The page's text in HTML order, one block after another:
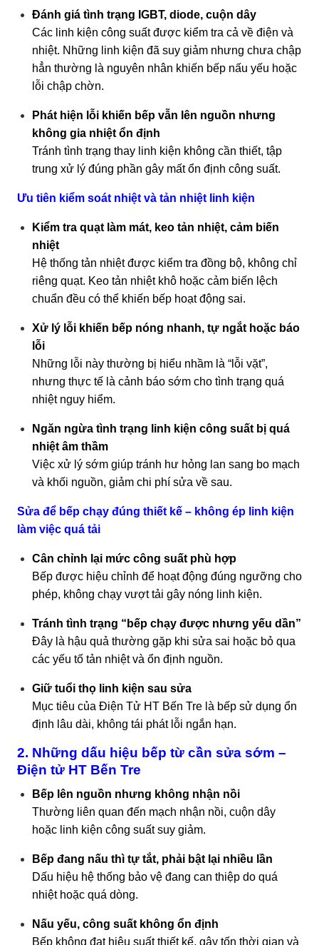
Đánh giá tình trạng IGBT, diode, cuộn dây
Các linh kiện công suất được kiểm tra cả về điện và
nhiệt. Những linh kiện đã suy giảm nhưng chưa chập
hẳn thường là nguyên nhân khiến bếp nấu yếu hoặc
lỗi chập chờn.
Phát hiện lỗi khiến bếp vẫn lên nguồn nhưng
không gia nhiệt ổn định
Tránh tình trạng thay linh kiện không cần thiết, tập
trung xử lý đúng phần gây mất ổn định công suất.
Ưu tiên kiểm soát nhiệt và tản nhiệt linh kiện
Kiểm tra quạt làm mát, keo tản nhiệt, cảm biến
nhiệt
Hệ thống tản nhiệt được kiểm tra đồng bộ, không chỉ
riêng quạt. Keo tản nhiệt khô hoặc cảm biến lệch
chuẩn đều có thể khiến bếp hoạt động sai.
Xử lý lỗi khiến bếp nóng nhanh, tự ngắt hoặc báo
lỗi
Những lỗi này thường bị hiểu nhầm là “lỗi vặt”,
nhưng thực tế là cảnh báo sớm cho tình trạng quá
nhiệt nguy hiểm.
Ngăn ngừa tình trạng linh kiện công suất bị quá
nhiệt âm thầm
Việc xử lý sớm giúp tránh hư hỏng lan sang bo mạch
và khối nguồn, giảm chi phí sửa về sau.
Sửa để bếp chạy đúng thiết kế – không ép linh kiện
làm việc quá tải
Cân chỉnh lại mức công suất phù hợp
Bếp được hiệu chỉnh để hoạt động đúng ngưỡng cho
phép, không chạy vượt tải gây nóng linh kiện.
Tránh tình trạng “bếp chạy được nhưng yếu dần”
Đây là hậu quả thường gặp khi sửa sai hoặc bỏ qua
các yếu tố tản nhiệt và ổn định nguồn.
Giữ tuổi thọ linh kiện sau sửa
Mục tiêu của Điện Tử HT Bến Tre là bếp sử dụng ổn
định lâu dài, không tái phát lỗi ngắn hạn.
2. Những dấu hiệu bếp từ cần sửa sớm –
Điện tử HT Bến Tre
Bếp lên nguồn nhưng không nhận nồi
Thường liên quan đến mạch nhận nồi, cuộn dây
hoặc linh kiện công suất suy giảm.
Bếp đang nấu thì tự tắt, phải bật lại nhiều lần
Dấu hiệu hệ thống bảo vệ đang can thiệp do quá
nhiệt hoặc quá dòng.
Nấu yếu, công suất không ổn định
Bếp không đạt hiệu suất thiết kế, gây tốn thời gian và